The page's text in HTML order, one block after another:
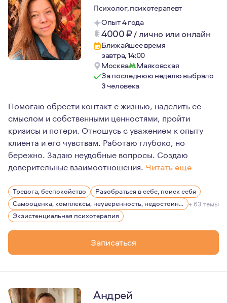
Психолог, психотерапевт
Опыт 4 года
4000₽/лично или онлайн
Ближайшее время
завтра, 14:00
Москва
Маяковская
За последнюю неделю выбрало
3 человека
Помогаю обрести контакт с жизнью, наделить ее
смыслом и собственными ценностями, пройти
кризисы и потери. Отношусь с уважением к опыту
клиента и его чувствам. Работаю глубоко, но
бережно. Задаю неудобные вопросы. Создаю
доверительные взаимоотношения. Читать еще
Как человек с высокой витальностью, стараюсь
С трепетом и любовью отношусь к Природе: люблю
Достаточно большой период времени посвятила
Являюсь мамой чудесной девочки. "Любить, нельзя
Тревога, беспокойство
Разобраться в себе, поиск себя
Самооценка, комплексы, неуверенность, недостоин своей должности или положения в обществе
+ 63 темы
Экзистенциальная психотерапия
Записаться
Андрей